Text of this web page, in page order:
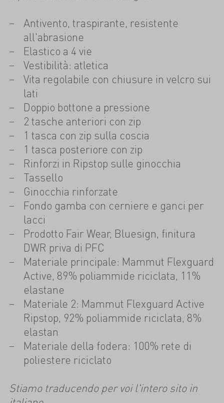
Antivento, traspirante, resistente
all'abrasione
Elastico a 4 vie
Vestibilità: atletica
Vita regolabile con chiusure in velcro sui
lati
Doppio bottone a pressione
2 tasche anteriori con zip
1 tasca con zip sulla coscia
1 tasca posteriore con zip
Rinforzi in Ripstop sulle ginocchia
Tassello
Ginocchia rinforzate
Fondo gamba con cerniere e ganci per
lacci
Prodotto Fair Wear, Bluesign, finitura
DWR priva di PFC
Materiale principale: Mammut Flexguard
Active, 89% poliammide riciclata, 11%
elastane
Materiale 2: Mammut Flexguard Active
Ripstop, 92% poliammide riciclata, 8%
elastan
Materiale della fodera: 100% rete di
poliestere riciclato
Stiamo traducendo per voi l'intero sito in